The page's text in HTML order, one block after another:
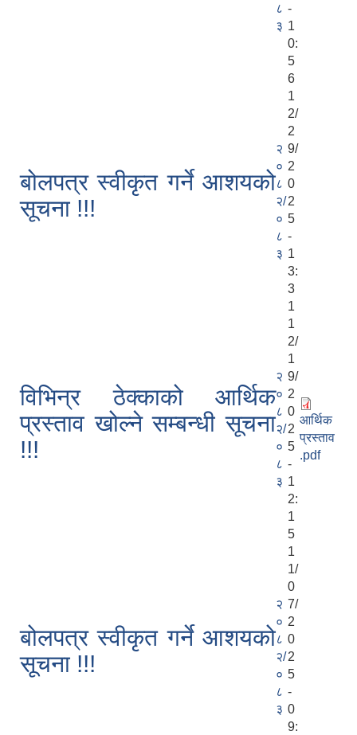
८
३
-
1
0:
5
6
बोलपत्र स्वीकृत गर्ने आशयको
सूचना !!!
२
०
८
२/
०
८
३
1
2/
2
9/
2
0
2
5
-
1
3:
3
1
विभिन्र ठेक्काको आर्थिक
प्रस्ताव खोल्ने सम्बन्धी सूचना
!!!
२
०
८
२/
०
८
३
1
2/
1
9/
2
0
2
5
-
1
2:
1
5
आर्थिक
प्रस्ताव
.pdf
बोलपत्र स्वीकृत गर्ने आशयको
सूचना !!!
२
०
८
२/
०
८
३
1
1/
0
7/
2
0
2
5
-
0
9: